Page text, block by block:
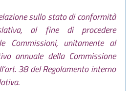
sullo stato di conformità
al fine di procedere
Commissioni, unitamente al
annuale della Commissione
38 del Regolamento interno